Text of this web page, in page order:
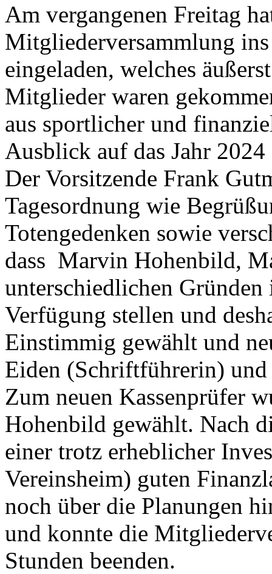
Am vergangenen Freitag
Mitgliederversammlung
eingeladen, welches
Mitglieder waren
aus sportlicher und
Ausblick auf das Jahr
Der Vorsitzende Frank
Tagesordnung wie
Totengedenken sowie
dass Marvin Hohenbild,
unterschiedlichen Gründen
Verfügung stellen und
Einstimmig gewählt und
Eiden (Schriftführerin)
Zum neuen Kassenprüfer
Hohenbild gewählt. Nach
einer trotz erheblicher
Vereinsheim) guten
noch über die Planungen
und konnte die
Stunden beenden.